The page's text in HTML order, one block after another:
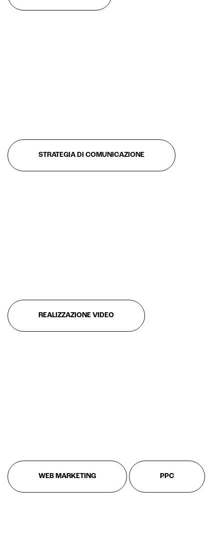
STRATEGIA DI COMUNICAZIONE
REALIZZAZIONE VIDEO
WEB MARKETING PPC